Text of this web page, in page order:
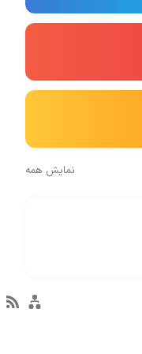
نمایش همه